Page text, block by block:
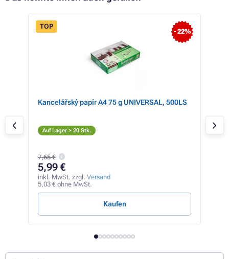
- 22%
TOP
Kancelářský papír A4 75 g UNIVERSAL, 500LS
Auf Lager > 20 Stk.
7,65 €
5,99 €
inkl. MwSt. zzgl. Versand
5,03 € ohne MwSt.
Kaufen